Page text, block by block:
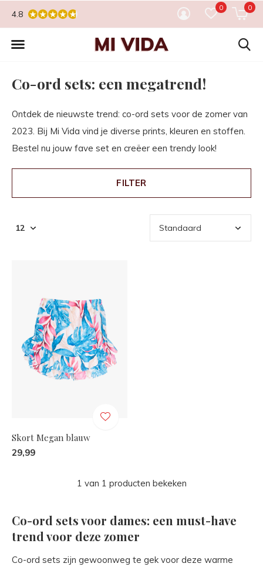
0 0
4.8
Co-ord sets: een megatrend!
Ontdek de nieuwste trend: co-ord sets voor de zomer van
2023. Bij Mi Vida vind je diverse prints, kleuren en stoffen.
Bestel nu jouw fave set en creëer een trendy look!
FILTER
Skort Megan blauw
29,99
1 van 1 producten bekeken
Co-ord sets voor dames: een must-have
trend voor deze zomer
Co-ord sets zijn gewoonweg te gek voor deze warme